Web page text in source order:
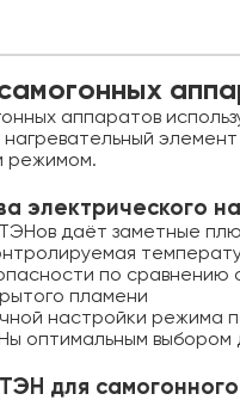
аппаратов
режимом.
электрического
даёт заметные
по сравнению с
пламени
настройки режима
оптимальным выбором
для